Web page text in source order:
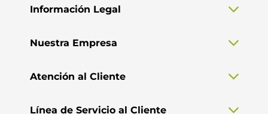
Información Legal
Nuestra Empresa
Atención al Cliente
Línea de Servicio al Cliente